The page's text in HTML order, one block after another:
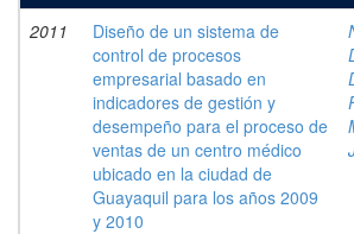
2011
Diseño de un sistema de
control de procesos
empresarial basado en
indicadores de gestión y
desempeño para el proceso de
ventas de un centro médico
ubicado en la ciudad de
Guayaquil para los años 2009
y 2010